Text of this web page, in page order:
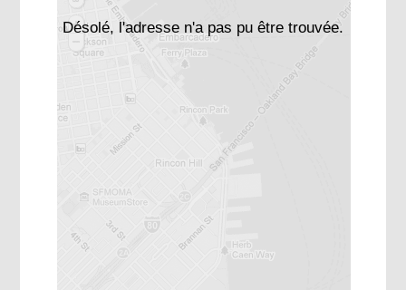
Désolé, l'adresse n'a pas pu être trouvée.